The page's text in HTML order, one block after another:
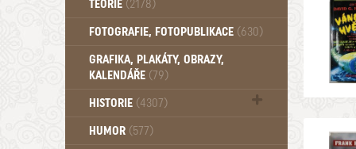
TEORIE (2178)
Citáty, aforismy, snáře, přísloví,
FOTOGRAFIE, FOTOPUBLIKACE (630)
GRAFIKA, PLAKÁTY, OBRAZY,
KALENDÁŘE (79)
HISTORIE (4307)
Mytologie, Mýty, Báje, Pověsti (203)
HUMOR (577)